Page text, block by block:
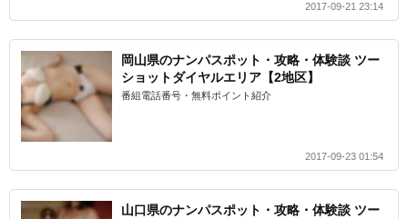
2017-09-21 23:14
岡山県のナンパスポット・攻略・体験談 ツー
ショットダイヤルエリア【2地区】
番組電話番号・無料ポイント紹介
2017-09-23 01:54
山口県のナンパスポット・攻略・体験談 ツー